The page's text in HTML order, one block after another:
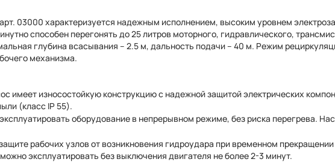
03000 характеризуется надежным исполнением, высоким уровнем
способен перегонять до 25 литров моторного, гидравлического,
глубина всасывания – 2.5 м, дальность подачи – 40 м. Режим
механизма.
износостойкую конструкцию с надежной защитой электрических
(класс IP 55).
оборудование в непрерывном режиме, без риска перегрева.
рабочих узлов от возникновения гидроудара при временном
эксплуатировать без выключения двигателя не более 2-3 минут.